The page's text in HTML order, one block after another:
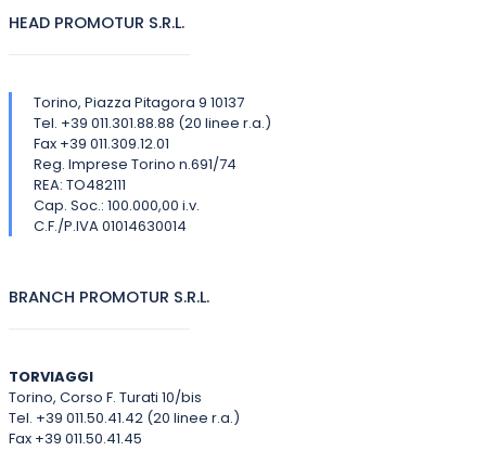
HEAD PROMOTUR S.R.L.
Torino, Piazza Pitagora 9 10137
Tel. +39 011.301.88.88 (20 linee r.a.)
Fax +39 011.309.12.01
Reg. Imprese Torino n.691/74
REA: TO482111
Cap. Soc.: 100.000,00 i.v.
C.F./P.IVA 01014630014
BRANCH PROMOTUR S.R.L.
TORVIAGGI
Torino, Corso F. Turati 10/bis
Tel. +39 011.50.41.42 (20 linee r.a.)
Fax +39 011.50.41.45